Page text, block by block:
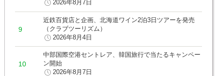
2026年8月7日
近鉄百貨店と企画、北海道ワイン2泊3日ツアーを発売
（クラブツーリズム）
2026年8月4日
中部国際空港セントレア、韓国旅行で当たるキャンペー
ン開始
2026年8月7日